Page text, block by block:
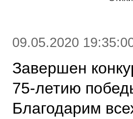
09.05.2020
Завершен
75-летию
Благодарим